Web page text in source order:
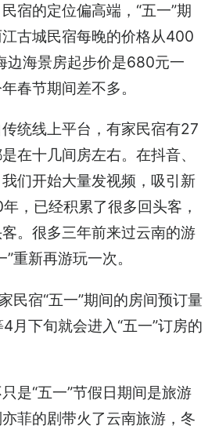
宿的定位偏高端，“五一”期
古城民宿每晚的价格从400
边海景房起步价是680元一
春节期间差不多。
统线上平台，有家民宿有27
在十几间房左右。在抖音、
们开始大量发视频，吸引新
，已经积累了很多回头客，
。很多三年前来过云南的游
重新再游玩一次。
民宿“五一”期间的房间预订量
月下旬就会进入“五一”订房的
是“五一”节假日期间是旅游
菲的剧带火了云南旅游，冬